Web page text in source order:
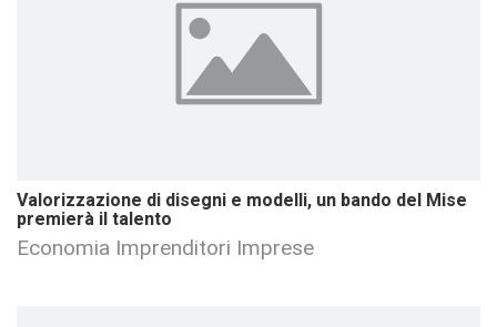
Valorizzazione di disegni e modelli, un bando del Mise
premierà il talento
Economia Imprenditori Imprese